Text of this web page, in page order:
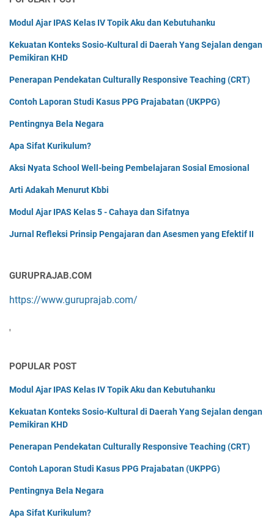
Modul Ajar IPAS Kelas IV Topik Aku dan Kebutuhanku
Kekuatan Konteks Sosio-Kultural di Daerah Yang Sejalan dengan
Pemikiran KHD
Penerapan Pendekatan Culturally Responsive Teaching (CRT)
Contoh Laporan Studi Kasus PPG Prajabatan (UKPPG)
Pentingnya Bela Negara
Apa Sifat Kurikulum?
Aksi Nyata School Well-being Pembelajaran Sosial Emosional
Arti Adakah Menurut Kbbi
Modul Ajar IPAS Kelas 5 - Cahaya dan Sifatnya
Jurnal Refleksi Prinsip Pengajaran dan Asesmen yang Efektif II
GURUPRAJAB.COM
https://www.guruprajab.com/
'
POPULAR POST
Modul Ajar IPAS Kelas IV Topik Aku dan Kebutuhanku
Kekuatan Konteks Sosio-Kultural di Daerah Yang Sejalan dengan
Pemikiran KHD
Penerapan Pendekatan Culturally Responsive Teaching (CRT)
Contoh Laporan Studi Kasus PPG Prajabatan (UKPPG)
Pentingnya Bela Negara
Apa Sifat Kurikulum?